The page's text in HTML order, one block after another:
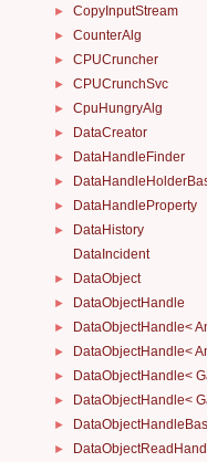
► CopyInputStream
► CounterAlg
► CPUCruncher
► CPUCrunchSvc
► CpuHungryAlg
► DataCreator
► DataHandleFinder
►
► DataHandleProperty
►
DataHistory
DataIncident
► DataObject
► DataObjectHandle
► DataObjectHandle<
► DataObjectHandle<
► DataObjectHandle<
► DataObjectHandle<
►
►